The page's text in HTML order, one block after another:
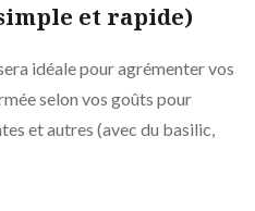
et rapide)
idéale pour agrémenter vos
selon vos goûts pour
et autres (avec du basilic,